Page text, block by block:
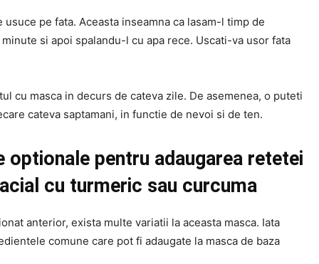
usuce pe fata. Aceasta inseamna ca lasam-l timp de
si apoi spalandu-l cu apa rece. Uscati-va usor fata
cu masca in decurs de cateva zile. De asemenea, o puteti
cateva saptamani, in functie de nevoi si de ten.
optionale pentru adaugarea retetei
cu turmeric sau curcuma
anterior, exista multe variatii la aceasta masca. Iata
comune care pot fi adaugate la masca de baza